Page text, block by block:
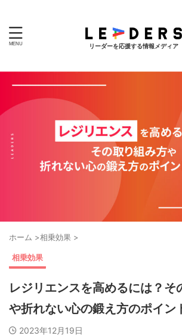
リーダーを応援する情報メディア
ホーム >相乗効果 >
相乗効果
レジリエンスを高めるには？そ
や折れない心の鍛え方のポイン
2023年12月19日